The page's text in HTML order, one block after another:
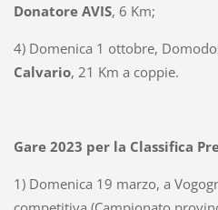
Donatore AVIS, 6 Km;
4) Domenica 1 ottobre,
Calvario, 21 Km a coppie.
Gare 2023 per la Classifica
1) Domenica 19 marzo, a